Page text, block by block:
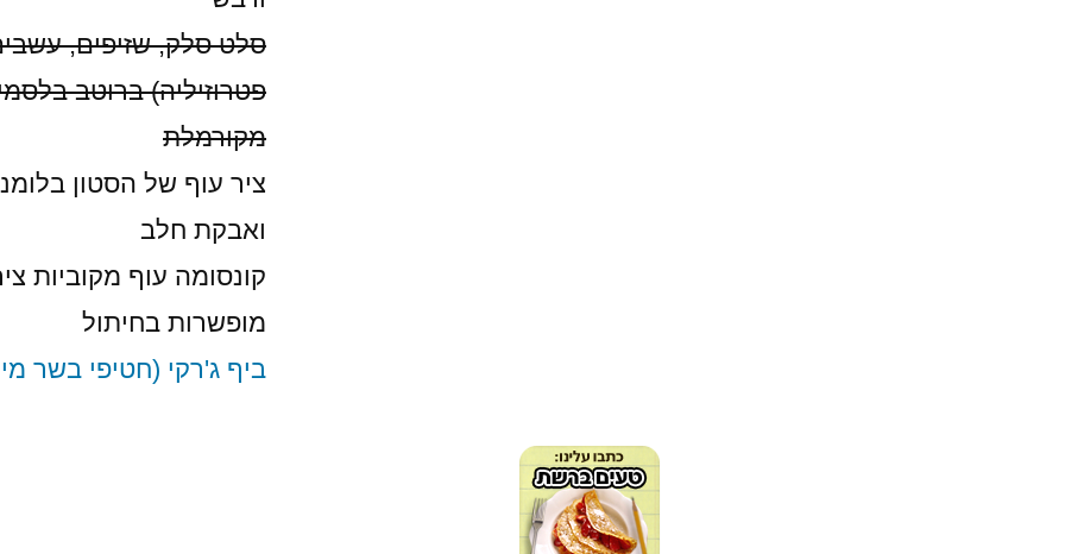
סלט סלק, שזיפים,
פטרוזיליה) ברוטב
מקורמלת
ציר עוף של הסטון
ואבקת חלב
קונסומה עוף מקוביות
מופשרות בחיתול
ביף ג'רקי (חטיפי בשר